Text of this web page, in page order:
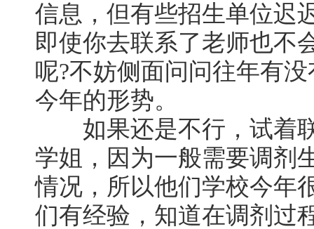
信息，但有些招生单位迟
即使你去联系了老师也不
呢?不妨侧面问问往年有
今年的形势。
如果还是不行，试着联
学姐，因为一般需要调剂
情况，所以他们学校今年
们有经验，知道在调剂过